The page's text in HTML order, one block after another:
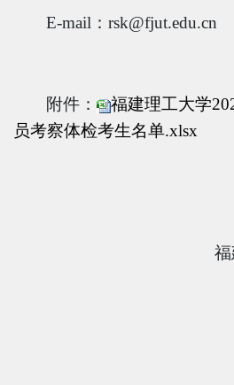
E-mail：rsk@fjut.edu.cn
附件：
福建理工大学
员考察体检考生名单.xlsx